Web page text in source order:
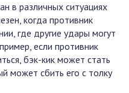
в различных ситуациях
когда противник
где другие удары могут
если противник
бэк-кик может стать
может сбить его с толку